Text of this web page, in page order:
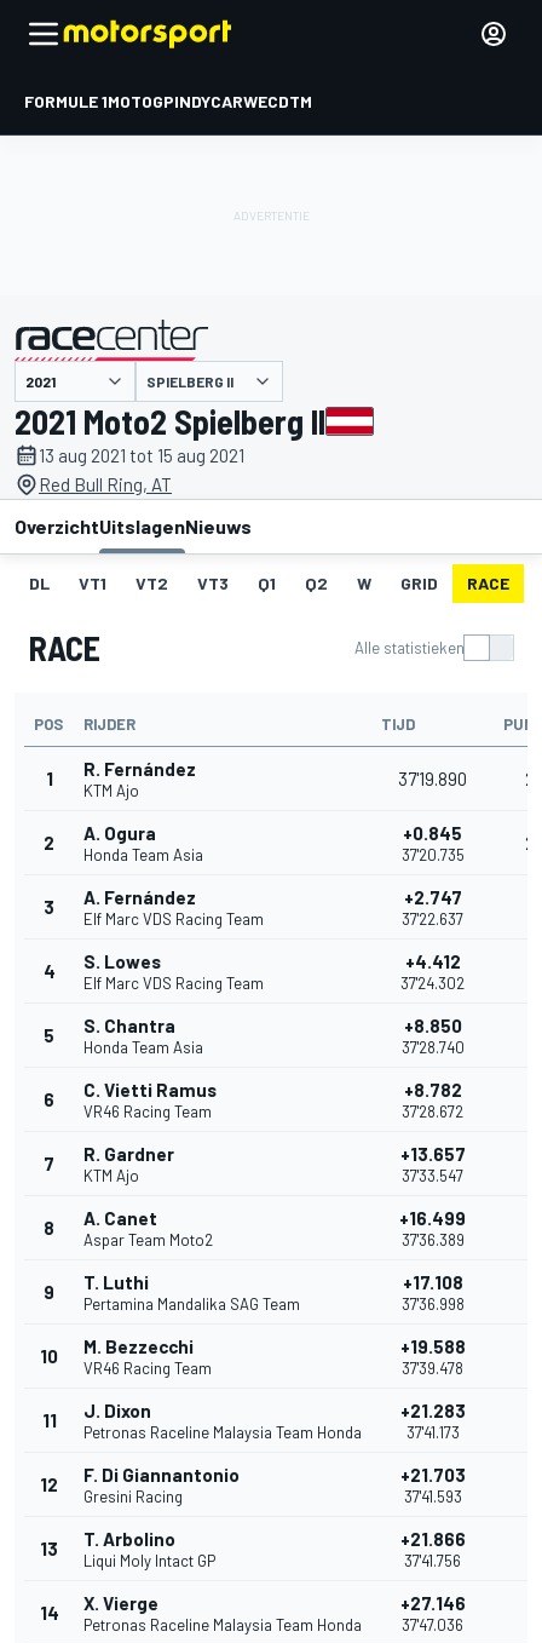
FORMULE 1MOTOGPINDYCARWECDTM
gepresenteerd door SPIELBERG II
2021 Moto2 Spielberg II
13 aug 2021 tot 15 aug 2021
Red Bull Ring, AT
OverzichtUitslagenNieuws
DL VT1 VT2 VT3 Q1 Q2 W GRID RACE
RACE Alle statistieken
POS RIJDER TIJD
1 R. Fernández
KTM Ajo
37'19.890
2 A. Ogura
Honda Team Asia
+0.845
37'20.735
3 A. Fernández
Elf Marc VDS Racing Team
+2.747
37'22.637
4 S. Lowes
Elf Marc VDS Racing Team
+4.412
37'24.302
5 S. Chantra
Honda Team Asia
+8.850
37'28.740
6 C. Vietti Ramus
VR46 Racing Team
+8.782
37'28.672
7 R. Gardner
KTM Ajo
+13.657
37'33.547
8 A. Canet
Aspar Team Moto2
+16.499
37'36.389
9 T. Luthi
Pertamina Mandalika SAG Team
+17.108
37'36.998
10 M. Bezzecchi
VR46 Racing Team
+19.588
37'39.478
11 J. Dixon
Petronas Raceline Malaysia Team Honda
+21.283
37'41.173
12 F. Di Giannantonio
Gresini Racing
+21.703
37'41.593
13 T. Arbolino
Liqui Moly Intact GP
+21.866
37'41.756
14 X. Vierge
Petronas Raceline Malaysia Team Honda
+27.146
37'47.036